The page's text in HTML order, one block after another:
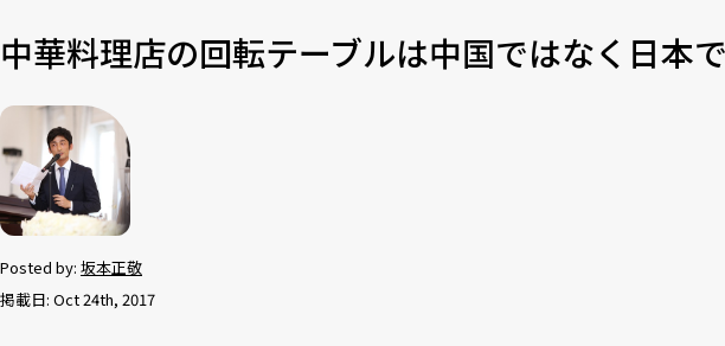
中華料理店の回転テーブルは中国ではなく日本
Posted by: 坂本正敬
掲載日: Oct 24th, 2017